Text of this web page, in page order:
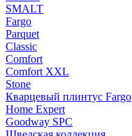
SMALT
Fargo
Parquet
Classic
Comfort
Comfort XXL
Stone
Кварцевый плинтус Fargo
Home Expert
Goodway SPC